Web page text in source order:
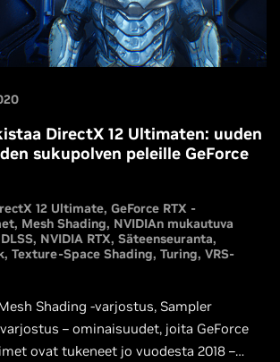
DirectX 12 Ultimaten: uuden
sukupolven peleille GeForce
12 Ultimate GeForce RTX -
Mesh Shading NVIDIAn mukautuva
NVIDIA RTX Säteenseuranta
Texture-Space Shading Turing VRS-
Shading -varjostus, Sampler
varjostus – ominaisuudet, joita GeForce
ovat tukeneet jo vuodesta 2018 –